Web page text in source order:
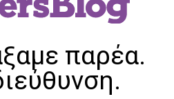
παρέα.